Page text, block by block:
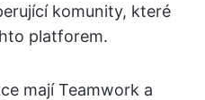
komunity, které
platforem.
mají Teamwork a